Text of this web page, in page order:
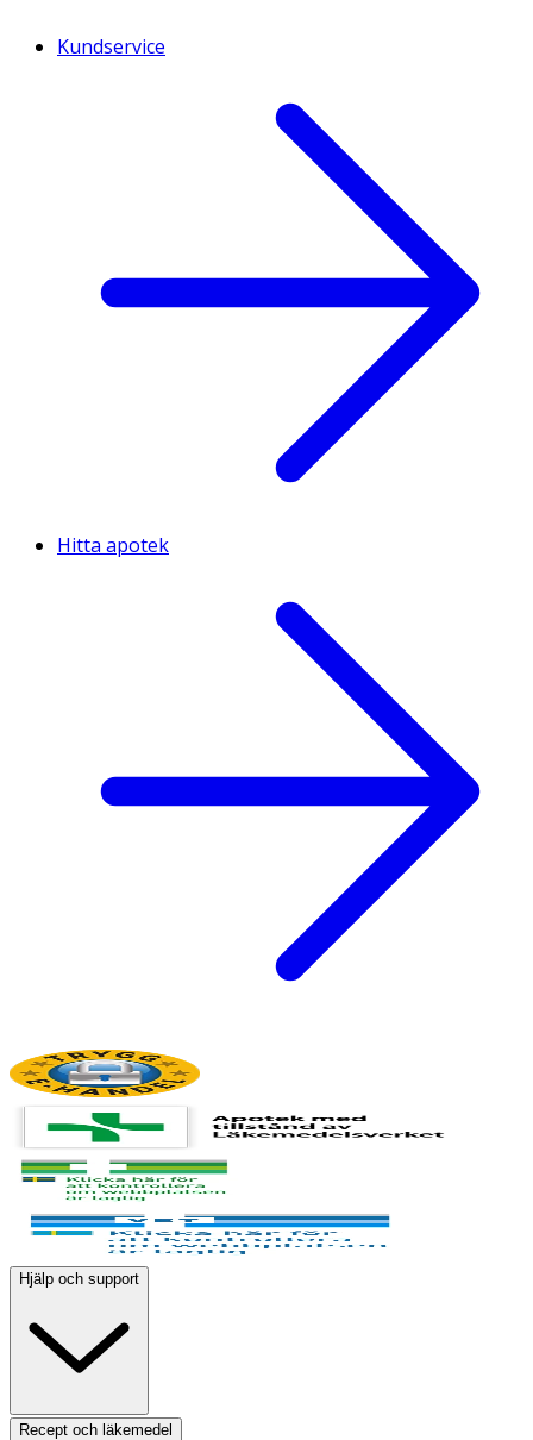
Kundservice
Hitta apotek
Hjälp och support
Recept och läkemedel